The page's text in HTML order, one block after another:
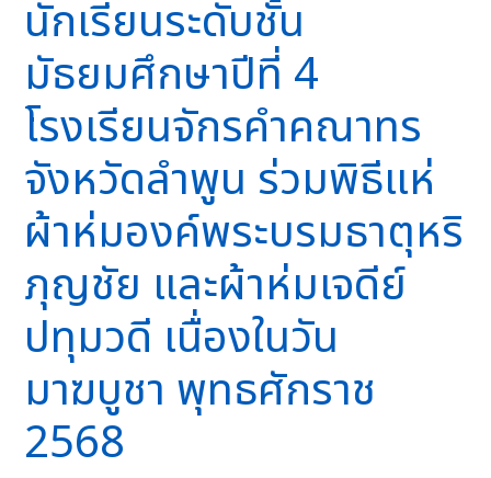
นักเรียนระดับชั้น
มัธยมศึกษาปีที่ 4
โรงเรียนจักรคำคณาทร
จังหวัดลำพูน ร่วมพิธีแห่
ผ้าห่มองค์พระบรมธาตุหริ
ภุญชัย และผ้าห่มเจดีย์
ปทุมวดี เนื่องในวัน
มาฆบูชา พุทธศักราช
2568